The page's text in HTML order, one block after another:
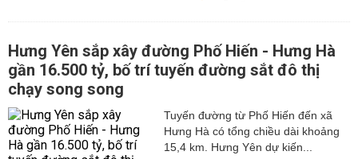
Hưng Yên sắp xây đường Phố Hiến - Hưng Hà
gần 16.500 tỷ, bố trí tuyến đường sắt đô thị
chạy song song
Tuyến đường từ Phố Hiến đến xã
Hưng Hà có tổng chiều dài khoảng
15,4 km. Hưng Yên dự kiến...